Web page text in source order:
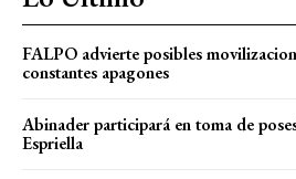
FALPO advierte posibles
constantes apagones
Abinader participará en toma de
Espriella